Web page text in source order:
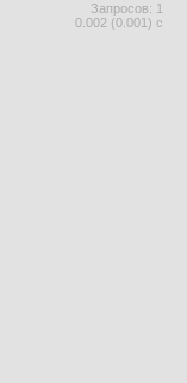
Запросов: 1
0.002 (0.001) с